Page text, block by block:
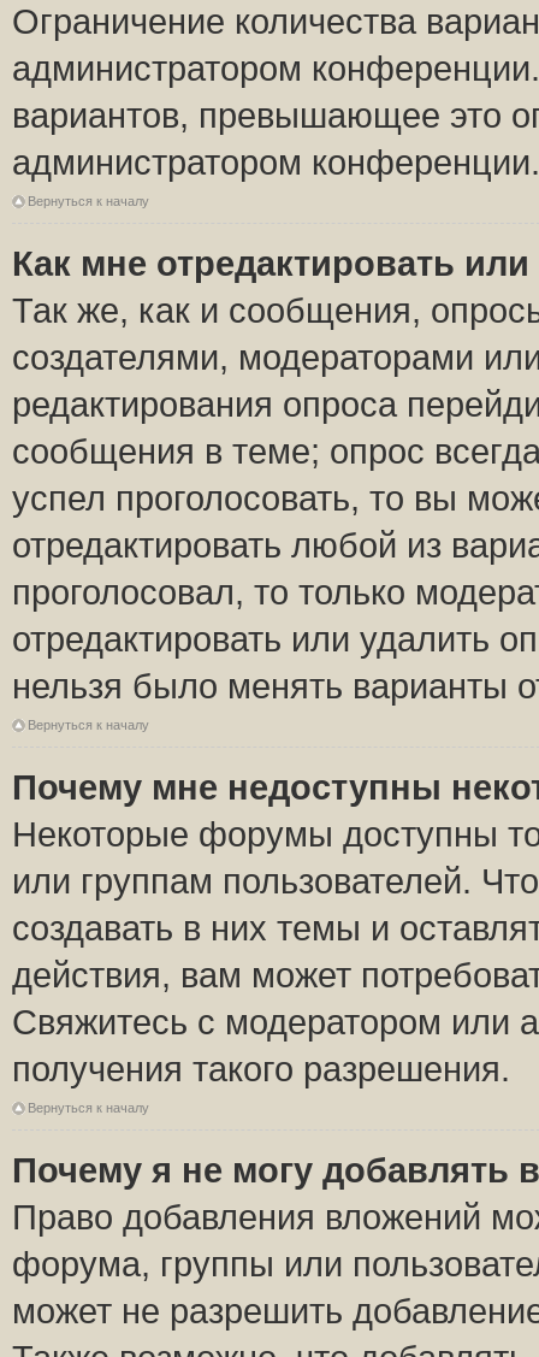
Ограничение количества
администратором
вариантов, превышающее это
администратором конференции.
Вернуться к началу
Как мне отредактировать
Так же, как и сообщения,
создателями, модераторами
редактирования опроса
сообщения в теме; опрос
успел проголосовать, то вы
отредактировать любой из
проголосовал, то только
отредактировать или удалить
нельзя было менять варианты
Вернуться к началу
Почему мне недоступны
Некоторые форумы доступны
или группам пользователей.
создавать в них темы и
действия, вам может
Свяжитесь с модератором или
получения такого разрешения.
Вернуться к началу
Почему я не могу добавлять
Право добавления вложений
форума, группы или
может не разрешить